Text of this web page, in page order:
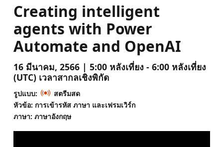
Creating intelligent
agents with Power
Automate and OpenAI
16 มีนาคม, 2566 | 5:00 หลังเที่ยง - 6:00 หลังเที่ยง
(UTC) เวลาสากลเชิงพิกัด
รูปแบบ:
สตรีมสด
หัวข้อ: การเข้ารหัส ภาษา และเฟรมเวิร์ก
ภาษา: ภาษาอังกฤษ